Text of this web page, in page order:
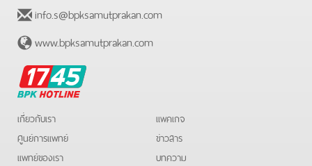
info.s@bpksamutprakan.com
www.bpksamutprakan.com
BPK
Hotline
เกี่ยวกับเรา
ศูนย์การแพทย์
แพทย์ของเรา
แพคเกจ
ข่าวสาร
บทความ